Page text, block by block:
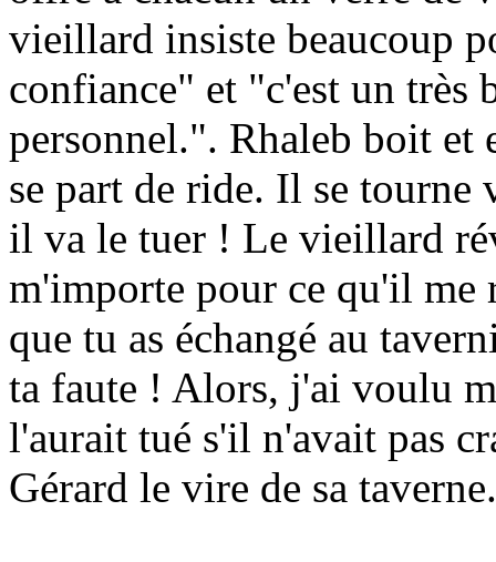
vieillard insiste beaucoup
confiance" et "c'est un très
personnel.". Rhaleb boit et
se part de ride. Il se tourne
il va le tuer ! Le vieillard
m'importe pour ce qu'il
que tu as échangé au
ta faute ! Alors, j'ai voulu
l'aurait tué s'il n'avait pas
Gérard le vire de sa taverne.